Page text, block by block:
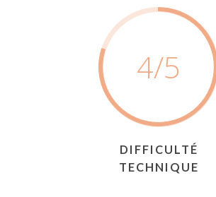
4/5
DIFFICULTÉ
TECHNIQUE